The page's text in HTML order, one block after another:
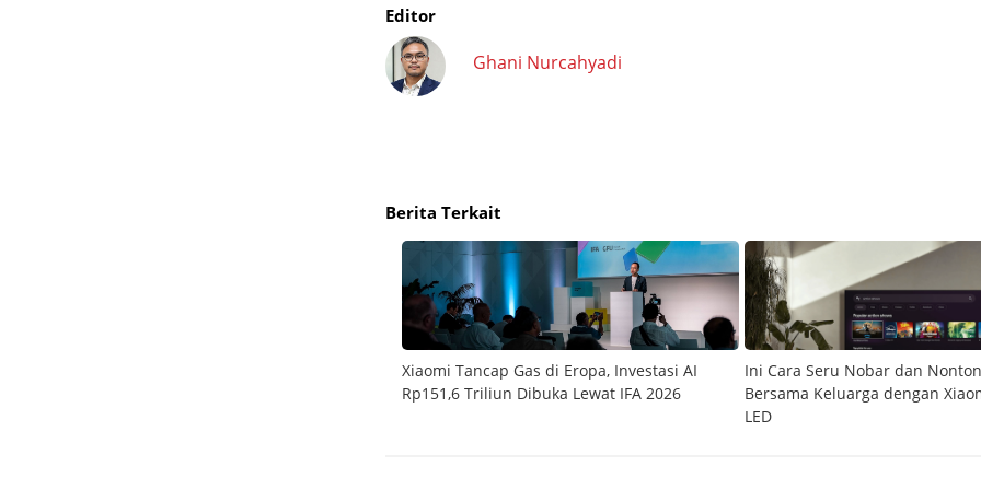
Editor
Ghani Nurcahyadi
Berita Terkait
Xiaomi Tancap Gas di Eropa, Investasi AI
Rp151,6 Triliun Dibuka Lewat IFA 2026
Ini Cara Seru Nobar dan
Bersama Keluarga dengan
LED